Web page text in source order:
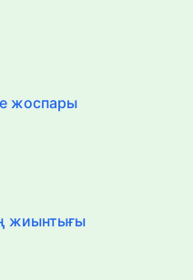
жоспары
жиынтығы